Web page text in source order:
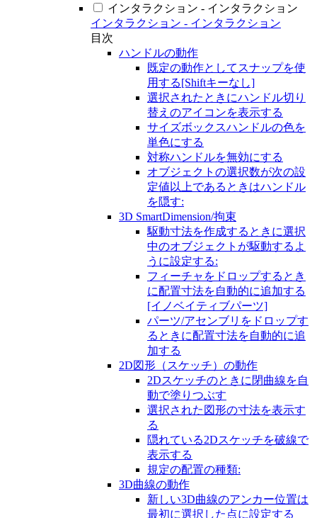
インタラクション - インタラクション
インタラクション - インタラクション
目次
ハンドルの動作
既定の動作としてスナップを使
用する[Shiftキーなし]
選択されたときにハンドル切り
替えのアイコンを表示する
サイズボックスハンドルの色を
単色にする
対称ハンドルを無効にする
オブジェクトの選択数が次の設
定値以上であるときはハンドル
を隠す:
3D SmartDimension/拘束
駆動寸法を作成するときに選択
中のオブジェクトが駆動するよ
うに設定する:
フィーチャをドロップするとき
に配置寸法を自動的に追加する
[イノベイティブパーツ]
パーツ/アセンブリをドロップす
るときに配置寸法を自動的に追
加する
2D図形（スケッチ）の動作
2Dスケッチのときに閉曲線を自
動で塗りつぶす
選択された図形の寸法を表示す
る
隠れている2Dスケッチを破線で
表示する
規定の配置の種類:
3D曲線の動作
新しい3D曲線のアンカー位置は
最初に選択した点に設定する